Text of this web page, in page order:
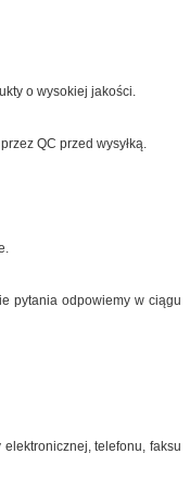
o wysokiej jakości.
QC przed wysyłką.
pytania odpowiemy w ciągu
telefonu, faksu